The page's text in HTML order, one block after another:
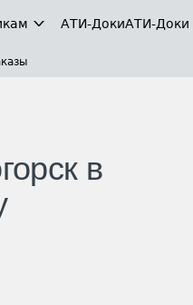
АТИ-ДокиАТИ-
в